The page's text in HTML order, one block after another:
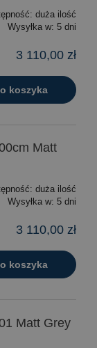
duża ilość
Wysyłka w: 5 dni
3 110,00 zł
koszyka
Matt
duża ilość
Wysyłka w: 5 dni
3 110,00 zł
koszyka
Matt Grey